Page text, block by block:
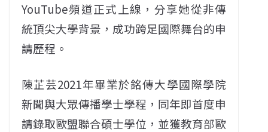
YouTube頻道正式上線，分享她從非傳
統頂尖大學背景，成功跨足國際舞台的申
請歷程。
陳芷芸2021年畢業於銘傳大學國際學院
新聞與大眾傳播學士學程，同年即首度申
請錄取歐盟聯合碩士學位，並獲教育部歐